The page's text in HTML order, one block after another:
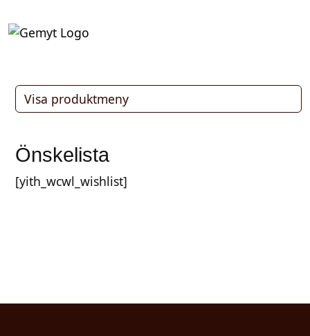
Önskelista
[yith_wcwl_wishlist]
Visa produktmeny